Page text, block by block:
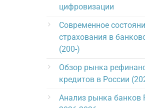
цифровизации
Современное
страхования в
(200-)
Обзор рынка
кредитов в России
Анализ рынка банков